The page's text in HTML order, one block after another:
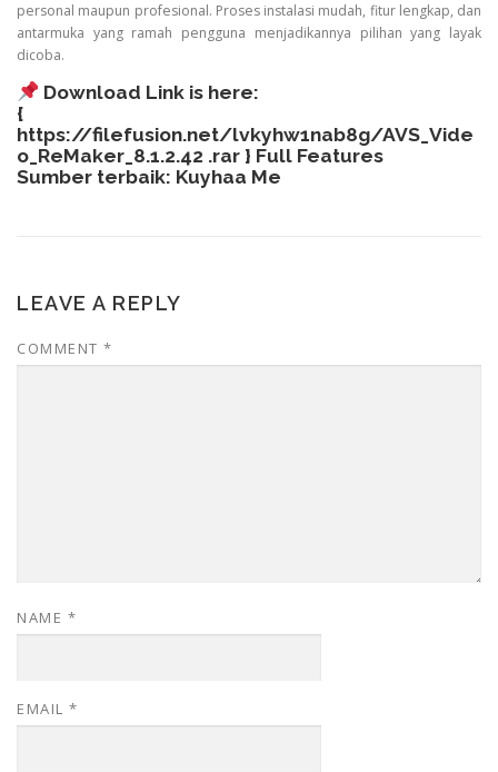
personal maupun profesional. Proses instalasi mudah, fitur lengkap, dan
antarmuka yang ramah pengguna menjadikannya pilihan yang layak
dicoba.
Download Link is here:
{
https://filefusion.net/lvkyhw1nab8g/AVS_Vide
o_ReMaker_8.1.2.42 .rar } Full Features
Sumber terbaik: Kuyhaa Me
LEAVE A REPLY
COMMENT *
NAME *
EMAIL *